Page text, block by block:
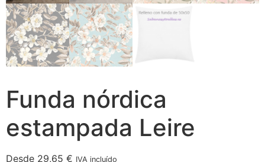
Funda nórdica
estampada Leire
Desde 29,65 € IVA incluído